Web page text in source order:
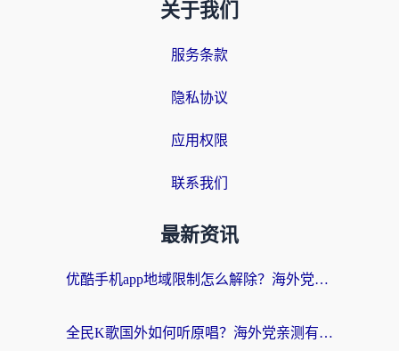
关于我们
服务条款
隐私协议
应用权限
联系我们
最新资讯
优酷手机app地域限制怎么解除？海外党亲测有效的追剧方案
全民K歌国外如何听原唱？海外党亲测有效的回国加速器选择指南